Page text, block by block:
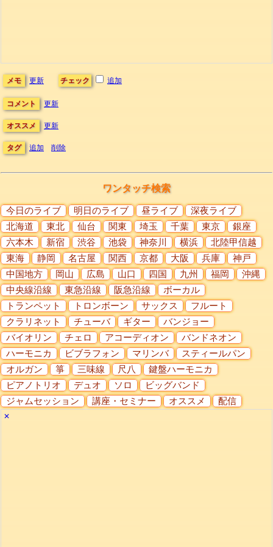
メモ 更新 チェック 追加
コメント 更新
オススメ 更新
タグ 追加 削除
ワンタッチ検索
今日のライブ 明日のライブ 昼ライブ
深夜ライブ
北海道
東北 仙台 関東 埼玉 千葉 東京
銀座
六本木
新宿 渋谷 池袋 神奈川 横浜
北陸甲信越
東海
静岡 名古屋 関西 京都 大阪 兵庫
神戸
中国地方
岡山 広島 山口 四国 九州 福岡
沖縄
中央線沿線
東急沿線 阪急沿線
ボーカル
トランペット
トロンボーン サックス
フルート
クラリネット
チューバ ギター
バンジョー
バイオリン
チェロ アコーディオン
バンドネオン
ハーモニカ
ビブラフォン マリンバ
スティールパン
オルガン
箏 三味線 尺八
鍵盤ハーモニカ
ピアノトリオ
デュオ ソロ
ビッグバンド
ジャムセッション
講座・セミナー オススメ 配信
✕